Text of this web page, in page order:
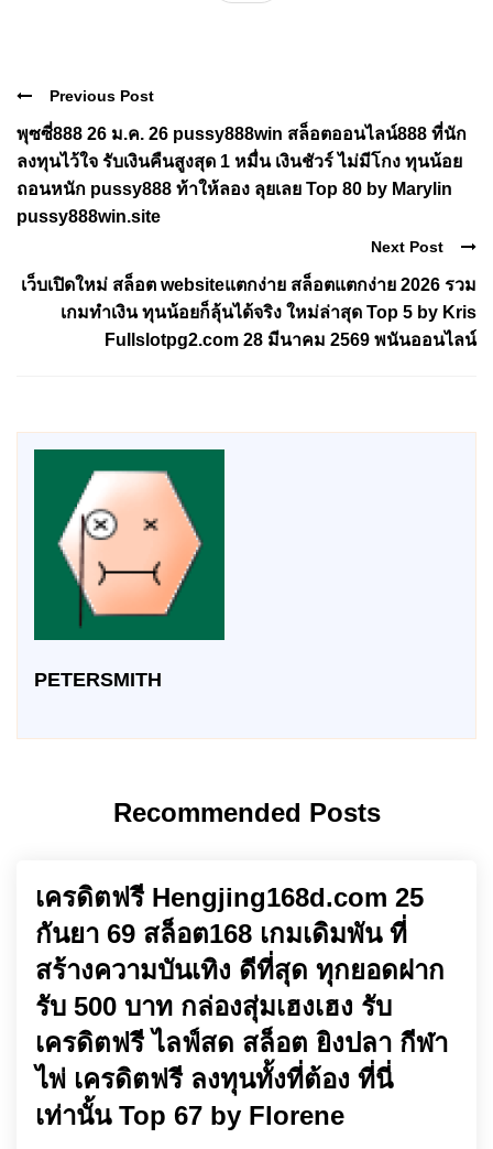
Previous Post
พุซซี่888 26 ม.ค. 26 pussy888win สล็อตออนไลน์888 ที่นัก
ลงทุนไว้ใจ รับเงินคืนสูงสุด 1 หมื่น เงินชัวร์ ไม่มีโกง ทุนน้อย
ถอนหนัก pussy888 ท้าให้ลอง ลุยเลย Top 80 by Marylin
pussy888win.site
Next Post
เว็บเปิดใหม่ สล็อต websiteแตกง่าย สล็อตแตกง่าย 2026 รวม
เกมทำเงิน ทุนน้อยก็ลุ้นได้จริง ใหม่ล่าสุด Top 5 by Kris
Fullslotpg2.com 28 มีนาคม 2569 พนันออนไลน์
PETERSMITH
Recommended Posts
เครดิตฟรี Hengjing168d.com 25
กันยา 69 สล็อต168 เกมเดิมพัน ที่
สร้างความบันเทิง ดีที่สุด ทุกยอดฝาก
รับ 500 บาท กล่องสุ่มเฮงเฮง รับ
เครดิตฟรี ไลฟ์สด สล็อต ยิงปลา กีฬา
ไพ่ เครดิตฟรี ลงทุนทั้งที่ต้อง ที่นี่
เท่านั้น Top 67 by Florene